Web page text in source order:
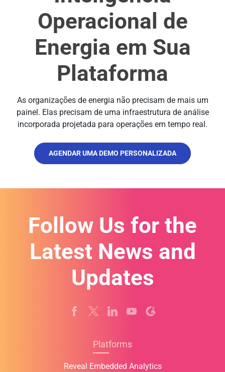
Operacional de
Energia em Sua
Plataforma
As organizações de energia não precisam de mais um
painel. Elas precisam de uma infraestrutura de análise
incorporada projetada para operações em tempo real.
AGENDAR UMA DEMO PERSONALIZADA
Follow Us for the
Latest News and
Updates
Platforms
Reveal Embedded Analytics